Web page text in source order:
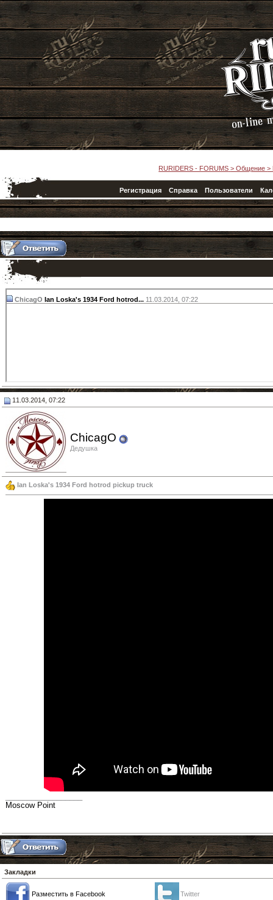
RURIDERS - FORUMS >Общение >
Регистрация Справка Пользователи
ChicagO Ian Loska's 1934 Ford hotrod... 11.03.2014, 07:22
11.03.2014, 07:22
ChicagO
Дедушка
Ian Loska's 1934 Ford hotrod pickup truck
Moscow Point
Закладки
Разместить в Facebook Twitter